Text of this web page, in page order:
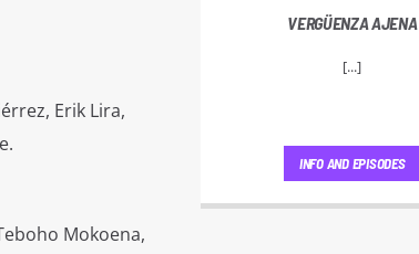
Erik Lira,
Mokoena,
VERGÜENZA AJENA
[...]
INFO AND EPISODES